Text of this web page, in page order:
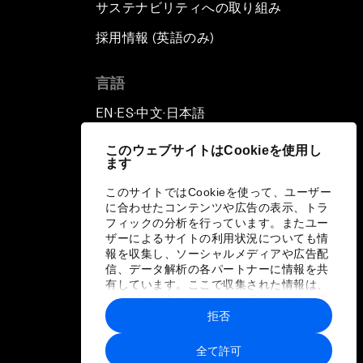
このウェブサイトはCookieを使用し
ます
このサイトではCookieを使って、ユーザー
に合わせたコンテンツや広告の表示、トラ
フィックの分析を行っています。またユー
ザーによるサイトの利用状況についても情
報を収集し、ソーシャルメディアや広告配
信、データ解析の各パートナーに情報を共
有しています。ここで収集された情報は、
ユーザーが各パートナーに提供した他の情
報や各パートナーのサービスを使用した際
に収集された情報と組み合わされ、各パー
トナーによって使用されることがありま
全て許可
拒否
サステナビリティへの取り組み
採用情報 (英語のみ)
言語
EN ▪ES▪中文▪ 日本語